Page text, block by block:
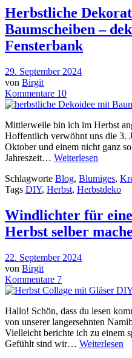
Herbstliche
Baumscheiben –
Fensterbank
29. September 2024
von Birgit
Kommentare 10
Mittlerweile bin ich im Herbst
Hoffentlich verwöhnt uns die 3.
Oktober und einem nicht ganz
Jahreszeit… Weiterlesen
Schlagworte Blog, Blumiges,
Tags DIY, Herbst, Herbstdeko
Windlichter für
Herbst selber
22. September 2024
von Birgit
Kommentare 7
Hallo! Schön, dass du lesen
von unserer langersehnten
Vielleicht berichte ich zu einem
Gefühlt sind wir… Weiterlesen